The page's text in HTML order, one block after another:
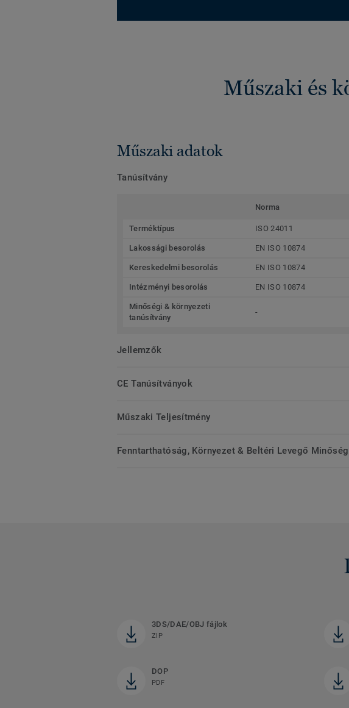
Műszaki és
Műszaki adatok
Tanúsítvány
Norma
Terméktípus ISO 24011
Lakossági besorolás EN ISO 10874
Kereskedelmi besorolás EN ISO 10874
Intézményi besorolás EN ISO 10874
Minőségi & környezeti
tanúsítvány
-
Jellemzők
CE Tanúsítványok
Műszaki Teljesítmény
Fenntarthatóság, Környezet & Beltéri Levegő Minőség
3DS/DAE/OBJ fájlok
ZIP
DOP
PDF